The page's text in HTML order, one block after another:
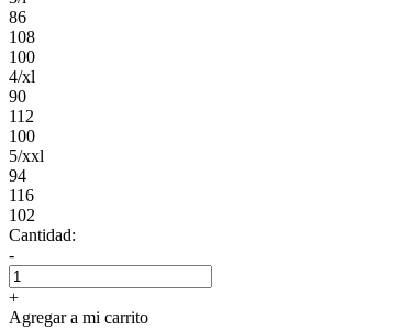
86
108
100
4/xl
90
112
100
5/xxl
94
116
102
Cantidad:
-
+
Agregar a mi carrito